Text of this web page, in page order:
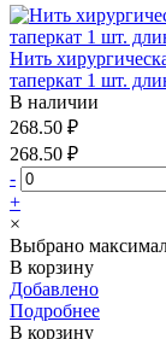
Нить
таперкат 1 шт.
В наличии
268.50 ₽
268.50 ₽
-
+
×
Выбрано
В корзину
Добавлено
Подробнее
В корзину